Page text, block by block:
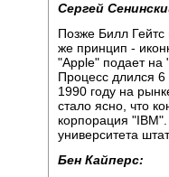
Сергей
Позже Билл Гейтс
же принцип -
"Apple" подает на
Процесс длился 6
1990 году на
стало ясно, что
корпорация
университета
Бен Кайперс: